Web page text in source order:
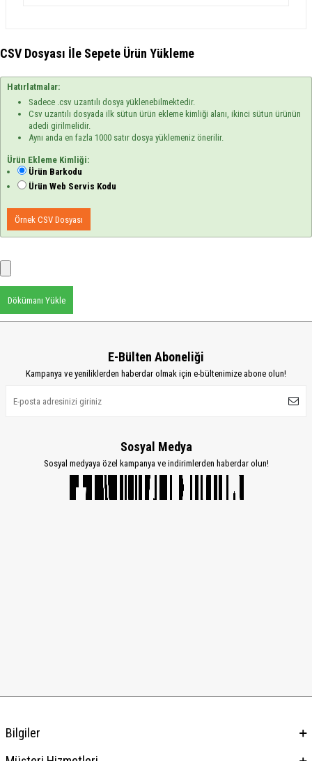
CSV Dosyası İle Sepete Ürün Yükleme
Hatırlatmalar:
Sadece .csv uzantılı dosya yüklenebilmektedir.
Csv uzantılı dosyada ilk sütun ürün ekleme kimliği alanı, ikinci sütun ürünün
adedi girilmelidir.
Aynı anda en fazla 1000 satır dosya yüklemeniz önerilir.
Ürün Ekleme Kimliği:
Ürün Barkodu
Ürün Web Servis Kodu
Örnek CSV Dosyası
Dökümanı Yükle
E-Bülten Aboneliği
Kampanya ve yeniliklerden haberdar olmak için e-bültenimize abone olun!
Sosyal Medya
Sosyal medyaya özel kampanya ve indirimlerden haberdar olun!
Bilgiler